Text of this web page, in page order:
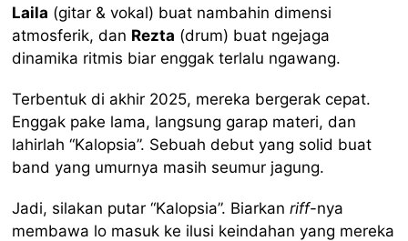
Laila (gitar & vokal) buat nambahin dimensi
atmosferik, dan Rezta (drum) buat ngejaga
dinamika ritmis biar enggak terlalu ngawang.
Terbentuk di akhir 2025, mereka bergerak cepat.
Enggak pake lama, langsung garap materi, dan
lahirlah “Kalopsia”. Sebuah debut yang solid buat
band yang umurnya masih seumur jagung.
Jadi, silakan putar “Kalopsia”. Biarkanriff-nya
membawa lo masuk ke ilusi keindahan yang mereka